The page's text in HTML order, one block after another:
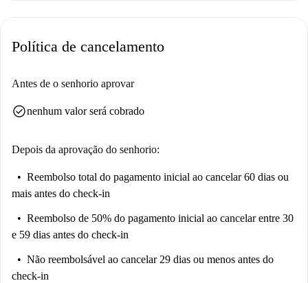
Política de cancelamento
Antes de o senhorio aprovar
check_circlenenhum valor será cobrado
Depois da aprovação do senhorio:
Reembolso total do pagamento inicial ao cancelar 60 dias ou
mais antes do check-in
Reembolso de 50% do pagamento inicial ao cancelar entre 30
e 59 dias antes do check-in
Não reembolsável ao cancelar 29 dias ou menos antes do
check-in